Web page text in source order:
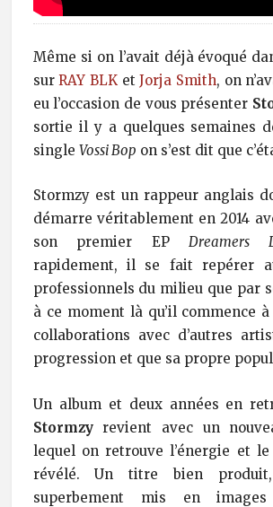
Même si on l’avait déjà évoqué
surRAY BLKetJorja Smith, on
eu l’occasion de vous présenter
sortie il y a quelques semaines
single Vossi Bop on s’est dit que
Stormzy est un rappeur anglais
démarre véritablement en 2014
son premier EPDreamers
rapidement, il se fait repérer
professionnels du milieu que par
à ce moment là qu’il commence
collaborations avec d’autres
progression et que sa propre
Un album et deux années en
Stormzyrevient avec un
lequel on retrouve l’énergie et
révélé. Un titre bien
superbement mis en